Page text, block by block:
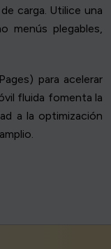
carga. Utilice una
menús plegables,
para acelerar
fluida fomenta la
a la optimización